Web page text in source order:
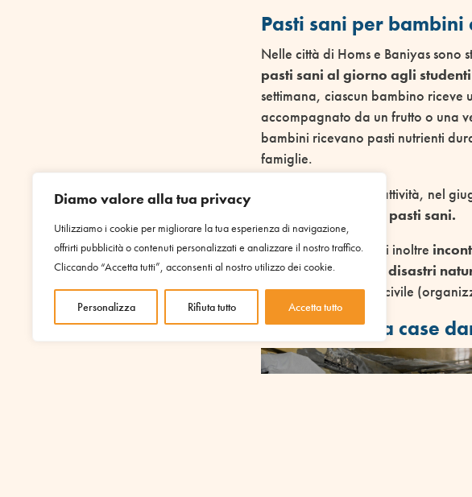
Diamo valore alla tua privacy
Utilizziamo i cookie per migliorare la tua esperienza di navigazione,
offrirti pubblicità o contenuti personalizzati e analizzare il nostro traffico.
Cliccando “Accetta tutti”, acconsenti al nostro utilizzo dei cookie.
Personalizza Rifiuta tutto Accetta tutto
Pasti sani per
Nelle città di Homs e Baniyas sono
pasti sani al giorno agli
settimana, ciascun bambino
accompagnato da un frutto o una
bambini ricevano pasti nutrienti
famiglie.
Dall’inizio di questa attività, nel
un totale di 37.257 pasti sani.
Sono stati organizzati inoltre
dei rischi in caso di disastri
destinatari la società civile
Restauro della case